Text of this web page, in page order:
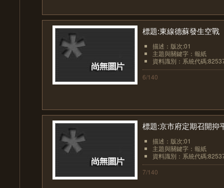
標題:東線德蘇發生空戰
描述：版次:01
主題與關鍵字：報紙
資料識別：系統代碼
6/140
標題:京市府定期召開抑
描述：版次:01
主題與關鍵字：報紙
資料識別：系統代碼
7/140